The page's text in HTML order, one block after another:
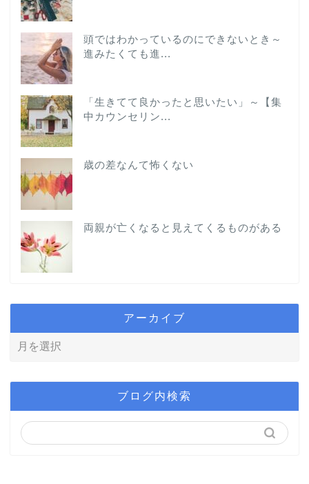
頭ではわかっているのにできないとき～
進みたくても進...
「生きてて良かったと思いたい」～【集
中カウンセリン...
歳の差なんて怖くない
両親が亡くなると見えてくるものがある
アーカイブ
ブログ内検索